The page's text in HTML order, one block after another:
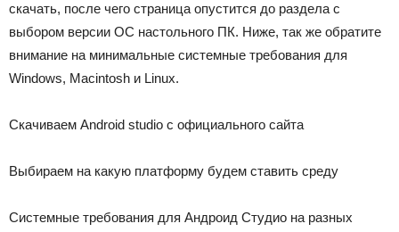
скачать, после чего страница опустится до раздела с
выбором версии ОС настольного ПК. Ниже, так же обратите
внимание на минимальные системные требования для
Windows, Macintosh и Linux.
Скачиваем Android studio с официального сайта
Выбираем на какую платформу будем ставить среду
Системные требования для Андроид Студио на разных